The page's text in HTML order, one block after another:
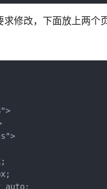
修改，下面放上两个
auto;